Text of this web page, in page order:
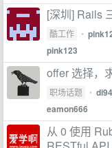
[深圳] Rails
酷工作 •
pink123
offer 选择，
职场话题 •
eamon666
从 0 使用